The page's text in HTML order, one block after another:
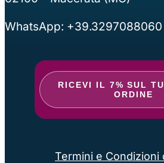
WhatsApp: +39.3297088060
RICEVI IL 7% SUL
ORDINE
Termini e Condizioni